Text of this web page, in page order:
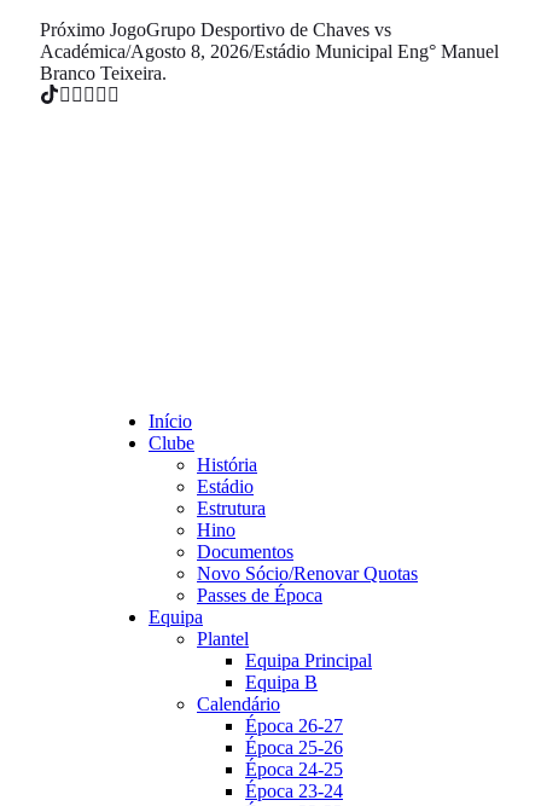
Próximo JogoGrupo Desportivo de Chaves vs
Académica/Agosto 8, 2026/Estádio Municipal Eng° Manuel
Branco Teixeira.
Início
Clube
História
Estádio
Estrutura
Hino
Documentos
Novo Sócio/Renovar Quotas
Passes de Época
Equipa
Plantel
Equipa Principal
Equipa B
Calendário
Época 26-27
Época 25-26
Época 24-25
Época 23-24